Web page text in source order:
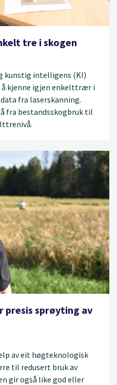
tre i skogen
kunstig intelligens (KI)
kjenne igjen enkelttrær i
fra laserskanning.
fra bestandsskogbruk til
presis sprøyting av
av eit høgteknologisk
til redusert bruk av
gir også like god eller